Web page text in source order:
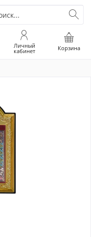
Корзина
Личный
кабинет